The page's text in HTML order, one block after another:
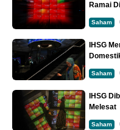
Ramai
Saham
IHSG
Saham
IHSG
Melesat
Saham